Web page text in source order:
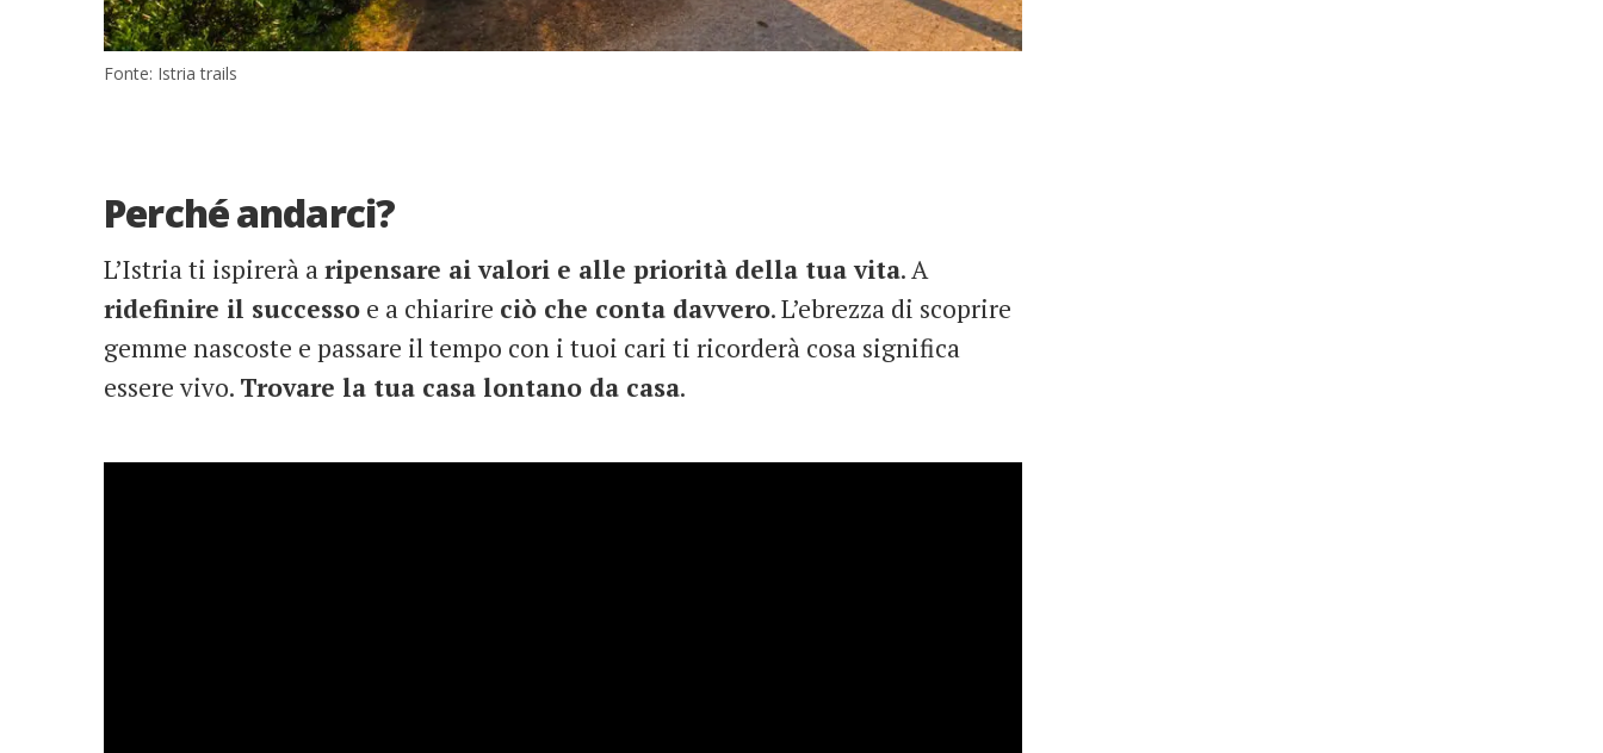
Fonte: Istria trails
Perché andarci?
L’Istria ti ispirerà aripensare ai valori e alle priorità della tua vita. A
ridefinire il successo e a chiarire ciò che conta davvero. L’ebrezza di scoprire
gemme nascoste e passare il tempo con i tuoi cari ti ricorderà cosa significa
essere vivo. Trovare la tua casa lontano da casa.